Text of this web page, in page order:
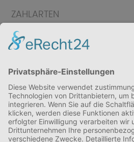
ZAHLARTEN